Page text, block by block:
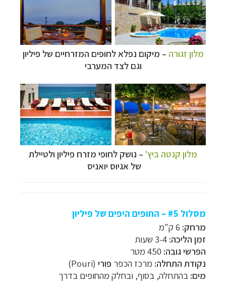
מלון זגורה – מיקום נפלא לחופים המזרחיים של פיליון
וגם לצד המערבי
מלון קנטה ביץ' – נושק לחופי מזרח פיליון ולטיילת
של אגיוס יואניס
מסלול #5 – החופים היפים של פיליון
מרחק:
זמן הליכה:
הפרשי גובה:
נקודת התחלה: מרכז הכפר פורי (
Pouri
)
מים: בהתחלה, בסוף, ובחלק מהחופים בדרך